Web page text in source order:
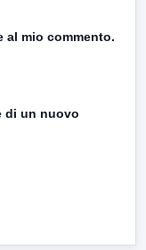
al mio commento.
di un nuovo